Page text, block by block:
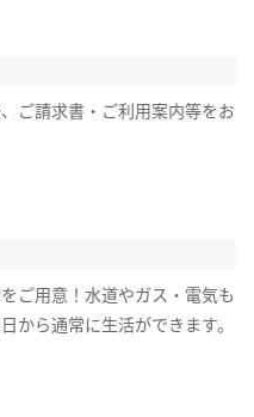
ご請求書・ご利用案内等をお
ご用意！水道やガス・電気も
から通常に生活ができます。